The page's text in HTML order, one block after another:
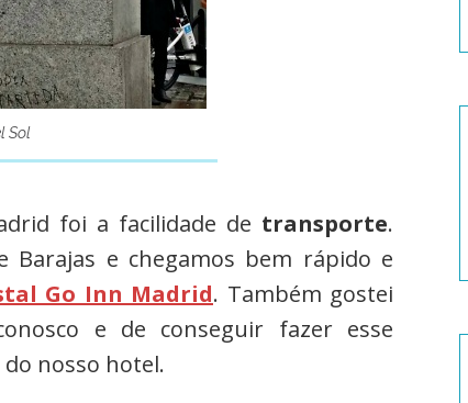
Sol
foi a facilidade de transporte.
Barajas e chegamos bem rápido e
Go Inn Madrid. Também gostei
e de conseguir fazer esse
nosso hotel.